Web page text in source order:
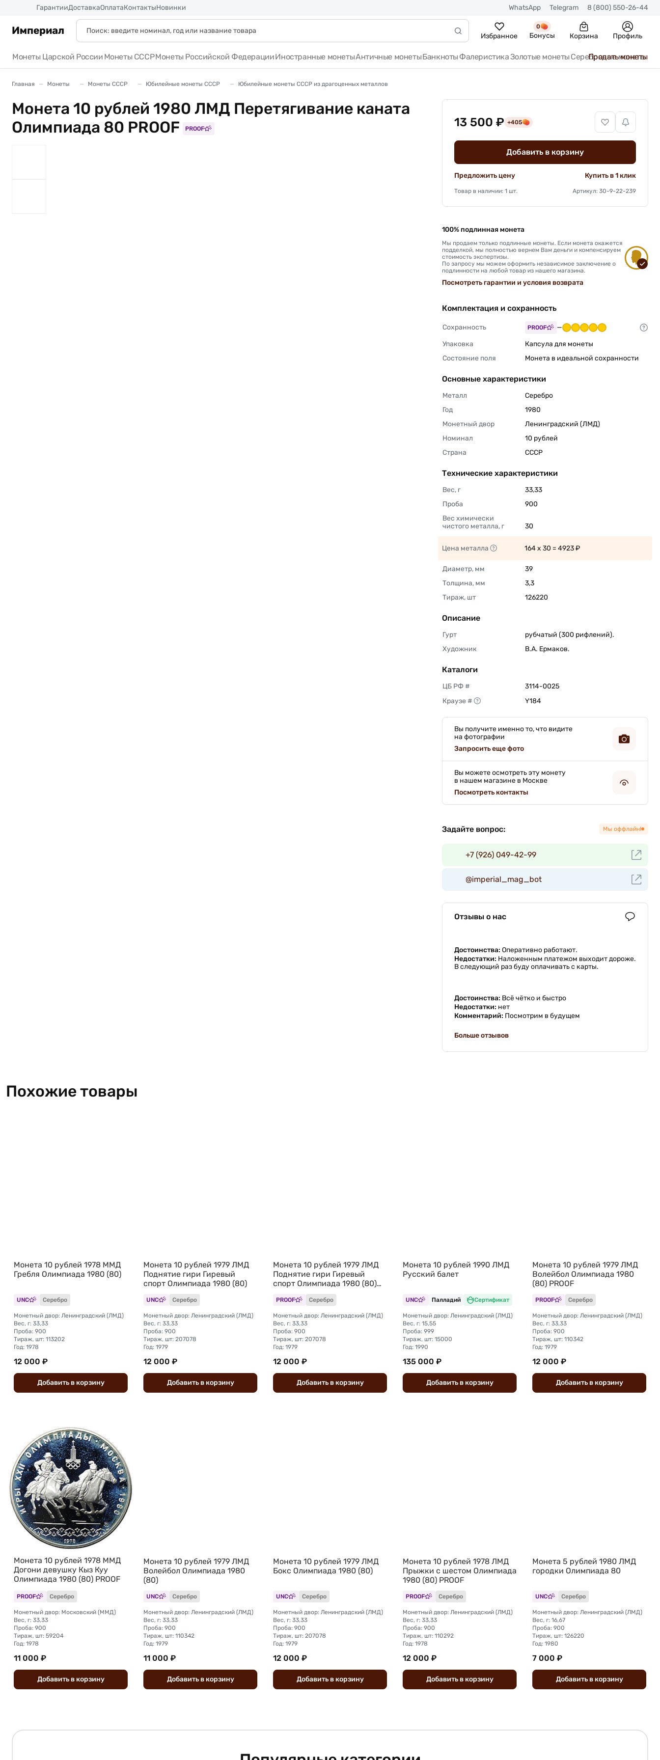
ГарантииДоставкаОплатаКонтактыНовинки WhatsApp Telegram 8 (800) 550-26-44
Империал Избранное
0
Бонусы Корзина Профиль
Монеты Царской России Монеты СССРМонеты Российской ФедерацииИностранные монетыАнтичные монетыБанкноты ФалеристикаЗолотые монеты Серебряные монеты
Продать монеты
Главная Монеты Монеты СССР Юбилейные монеты СССР Юбилейные монеты СССР из драгоценных металлов
Монета 10 рублей 1980 ЛМД Перетягивание каната
Олимпиада 80 PROOF
PROOF 13 500 ₽ +405
Добавить в корзину
Предложить цену Купить в 1 клик
Товар в наличии: 1 шт. Артикул: 30-9-22-239
100% подлинная монета
Мы продаем только подлинные монеты. Если монета окажется
подделкой, мы полностью вернем Вам деньги и компенсируем
стоимость экспертизы.
По запросу мы можем оформить независимое заключение о
подлинности на любой товар из нашего магазина.
Посмотреть гарантии и условия возврата
Комплектация и сохранность
Сохранность PROOF
—
Упаковка
Капсула для монеты
Состояние поля
Монета в идеальной сохранности
Основные характеристики
Металл
Серебро
Год
1980
Монетный двор
Ленинградский (ЛМД)
Номинал
10 рублей
Страна
СССР
Технические характеристики
Вес, г
33,33
Проба
900
Вес химически
чистого металла, г
30
Цена металла 164 x 30 = 4923 ₽
Диаметр, мм
39
Толщина, мм
3,3
Тираж, шт
126220
Описание
Гурт
рубчатый (300 рифлений).
Художник
В.А. Ермаков.
Каталоги
ЦБ РФ #
3114-0025
Краузе #
Y184
Вы получите именно то, что видите
на фотографии
Запросить еще фото
Вы можете осмотреть эту монету
в нашем магазине в Москве
Посмотреть контакты
Задайте вопрос: Мы оффлайн!
+7 (926) 049-42-99
@imperial_mag_bot
Отзывы о нас
Достоинства: Оперативно работают.
Недостатки: Наложенным платежом выходит дороже.
В следующий раз буду оплачивать с карты.
Достоинства: Всё чётко и быстро
Недостатки: нет
Комментарий: Посмотрим в будущем
Больше отзывов
Похожие товары
Монета 10 рублей 1978 ММД
Гребля Олимпиада 1980 (80)
UNC Серебро
Монетный двор: Ленинградский (ЛМД)
Вес, г: 33,33
Проба: 900
Тираж, шт: 113202
Год: 1978
12 000 ₽
Добавить вкорзину
Монета 10 рублей 1979 ЛМД
Поднятие гири Гиревый
спорт Олимпиада 1980 (80)
UNC Серебро
Монетный двор: Ленинградский (ЛМД)
Вес, г: 33,33
Проба: 900
Тираж, шт: 207078
Год: 1979
12 000 ₽
Добавить вкорзину
Монета 10 рублей 1979 ЛМД
Поднятие гири Гиревый
спорт Олимпиада 1980 (80)
PROOF Серебро
Монетный двор: Ленинградский (ЛМД)
Вес, г: 33,33
Проба: 900
Тираж, шт: 207078
Год: 1979
12 000 ₽
Добавить вкорзину
Монета 10 рублей 1990 ЛМД
Русский балет
UNC Палладий Сертификат
Монетный двор: Ленинградский (ЛМД)
Вес, г: 15,55
Проба: 999
Тираж, шт: 15000
Год: 1990
135 000 ₽
Добавить вкорзину
Монета 10 рублей 1979 ЛМД
Волейбол Олимпиада 1980
(80) PROOF
PROOF Серебро
Монетный двор: Ленинградский (ЛМД)
Вес, г: 33,33
Проба: 900
Тираж, шт: 110342
Год: 1979
12 000 ₽
Добавить вкорзину
Монета 10 рублей 1978 ММД
Догони девушку Кыз Куу
Олимпиада 1980 (80) PROOF
PROOF Серебро
Монетный двор: Московский (ММД)
Вес, г: 33,33
Проба: 900
Тираж, шт: 59204
Год: 1978
11 000 ₽
Добавить вкорзину
Монета 10 рублей 1979 ЛМД
Волейбол Олимпиада 1980
(80)
UNC Серебро
Монетный двор: Ленинградский (ЛМД)
Вес, г: 33,33
Проба: 900
Тираж, шт: 110342
Год: 1979
11 000 ₽
Добавить вкорзину
Монета 10 рублей 1979 ЛМД
Бокс Олимпиада 1980 (80)
UNC Серебро
Монетный двор: Ленинградский (ЛМД)
Вес, г: 33,33
Проба: 900
Тираж, шт: 207078
Год: 1979
12 000 ₽
Добавить вкорзину
Монета 10 рублей 1978 ЛМД
Прыжки с шестом Олимпиада
1980 (80) PROOF
PROOF Серебро
Монетный двор: Ленинградский (ЛМД)
Вес, г: 33,33
Проба: 900
Тираж, шт: 110292
Год: 1978
12 000 ₽
Добавить вкорзину
Монета 5 рублей 1980 ЛМД
городки Олимпиада 80
UNC Серебро
Монетный двор: Ленинградский (ЛМД)
Вес, г: 16,67
Проба: 900
Тираж, шт: 126220
Год: 1980
7 000 ₽
Добавить вкорзину